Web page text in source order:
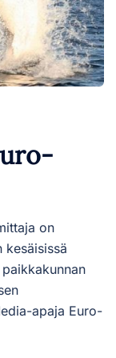
on
kesäisissä
apaja Euro-